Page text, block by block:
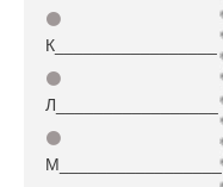
⚫
К_________________
⚫
Л_________________
⚫
М_________________